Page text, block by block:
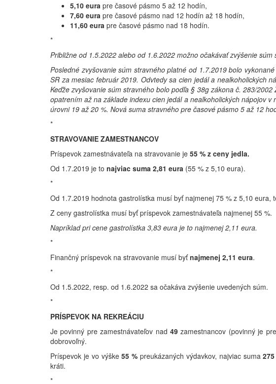
5,10 eura pre časové pásmo 5 až 12 hodín,
7,60 eura pre časové pásmo nad 12 hodín až 18 hodín,
11,60 eura pre časové pásmo nad 18 hodín.
*
Približne od 1.5.2022 alebo od 1.6.2022 možno očakávať zvýšenie
Posledné zvyšovanie súm stravného platné od 1.7.2019 bolo
SR za mesiac február 2019. Odvtedy sa cien jedál a nealkoholických
Keďže zvyšovanie súm stravného bolo podľa § 38g zákona č. 283/
opatrením až na základe indexu cien jedál a nealkoholických nápojov
úrovni 19 až 20 %. Nová suma stravného pre časové pásmo 5 až 12
*
STRAVOVANIE ZAMESTNANCOV
Príspevok zamestnávateľa na stravovanie je 55 % z ceny jedla.
Od 1.7.2019 je to najviac suma 2,81 eura (55 % z 5,10 eura).
*
Od 1.7.2019 hodnota gastrolístka musí byť najmenej 75 % z 5,10 eura,
Z ceny gastrolístka musí byť príspevok zamestnávateľa najmenej 55 %.
Napríklad pri cene gastrolístka 3,83 eura je to najmenej 2,11 eura.
*
Finančný príspevok na stravovanie musí byťnajmenej 2,11 eura.
*
Od 1.5.2022, resp. od 1.6.2022 sa očakáva zvýšenie uvedených súm.
*
PRÍSPEVOK NA REKREÁCIU
Je povinný pre zamestnávateľov nad 49 zamestnancov (povinný je
dobrovoľný.
Príspevok je vo výške55 % preukázaných výdavkov, najviac suma275
kráti.
*